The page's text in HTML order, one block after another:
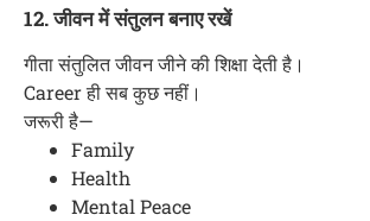
12. जीवन में संतुलन बनाए रखें
गीता संतुलित जीवन जीने की शिक्षा देती है।
Career ही सब कुछ नहीं।
जरूरी है—
Family
Health
Mental Peace